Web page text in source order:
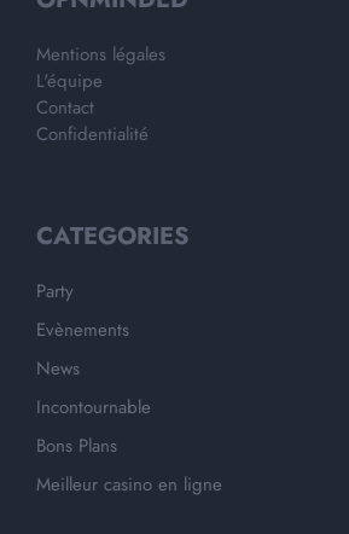
Mentions légales
L'équipe
Contact
Confidentialité
CATEGORIES
Party
Evènements
News
Incontournable
Bons Plans
Meilleur casino en ligne